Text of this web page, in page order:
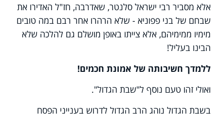
אלא מסביר רבי ישראל סלנטר, שאדרבה, חז"ל האדירו את
שבחם של בני פפוניא - שלא הרהרו אחר רבם במה טובים
מימיו ממימיהם, אלא צייתו באופן מושלם גם להלכה שלא
הבינו בעליל!
ללמדך חשיבותה של אמונת חכמים!
ואולי זהו טעם נוסף ל"שבת הגדול".
בשבת הגדול נוהג הרב הגדול לדרוש בענייני הפסח